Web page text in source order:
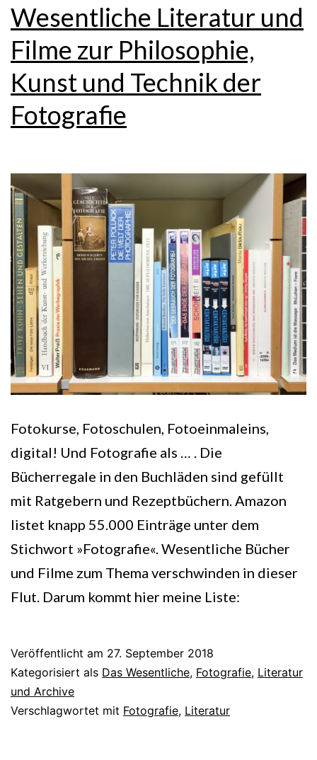
Wesentliche Literatur und
Filme zur Philosophie,
Kunst und Technik der
Fotografie
Fotokurse, Fotoschulen, Fotoeinmaleins,
digital! Und Fotografie als … . Die
Bücherregale in den Buchläden sind gefüllt
mit Ratgebern und Rezeptbüchern. Amazon
listet knapp 55.000 Einträge unter dem
Stichwort »Fotografie«. Wesentliche Bücher
und Filme zum Thema verschwinden in dieser
Flut. Darum kommt hier meine Liste:
Veröffentlicht am 27. September 2018
Kategorisiert als Das Wesentliche, Fotografie, Literatur
und Archive
Verschlagwortet mit Fotografie, Literatur